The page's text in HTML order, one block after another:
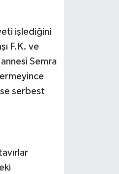
işlediğini
F.K. ve
Semra
serbest